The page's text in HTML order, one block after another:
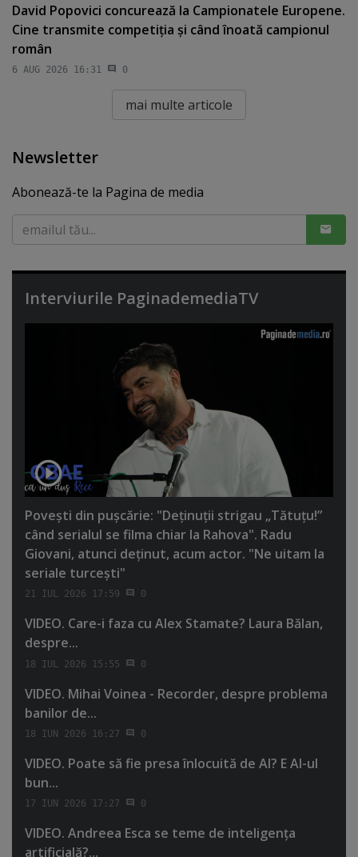
David Popovici concurează la Campionatele Europene.
Cine transmite competiţia şi când înoată campionul
român
6 AUG 2026 16:31 0
mai multe articole
Newsletter
Abonează-te la Pagina de media
Interviurile PaginademediaTV
Poveşti din puşcărie: "Deţinuţii strigau „Tătuţu!”
când serialul se filma chiar la Rahova". Radu
Giovani, atunci deţinut, acum actor. "Ne uitam la
seriale turceşti"
21 IUL 2026 17:59 0
VIDEO. Care-i faza cu Alex Stamate? Laura Bălan,
despre...
18 IUL 2026 15:55 0
VIDEO. Mihai Voinea - Recorder, despre problema
banilor de...
18 IUN 2026 16:27 0
VIDEO. Poate să fie presa înlocuită de AI? E AI-ul
bun...
17 IUN 2026 17:27 0
VIDEO. Andreea Esca se teme de inteligenţa
artificială?...